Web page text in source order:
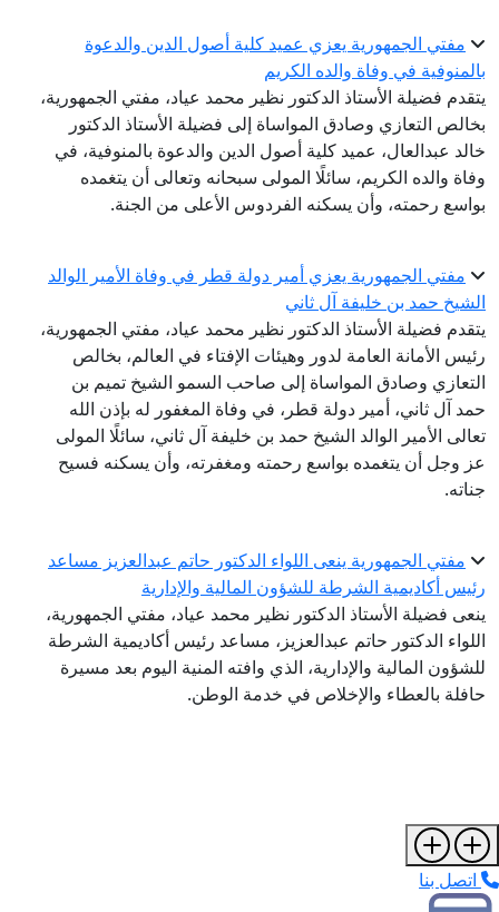
مفتي الجمهورية يعزي عميد كلية أصول الدين والدعوة
بالمنوفية في وفاة والده الكريم
يتقدم فضيلة الأستاذ الدكتور نظير محمد عياد، مفتي الجمهورية،
بخالص التعازي وصادق المواساة إلى فضيلة الأستاذ الدكتور
خالد عبدالعال، عميد كلية أصول الدين والدعوة بالمنوفية، في
وفاة والده الكريم، سائلًا المولى سبحانه وتعالى أن يتغمده
بواسع رحمته، وأن يسكنه الفردوس الأعلى من الجنة.
مفتي الجمهورية يعزي أمير دولة قطر في وفاة الأمير الوالد
الشيخ حمد بن خليفة آل ثاني
يتقدم فضيلة الأستاذ الدكتور نظير محمد عياد، مفتي الجمهورية،
رئيس الأمانة العامة لدور وهيئات الإفتاء في العالم، بخالص
التعازي وصادق المواساة إلى صاحب السمو الشيخ تميم بن
حمد آل ثاني، أمير دولة قطر، في وفاة المغفور له بإذن الله
تعالى الأمير الوالد الشيخ حمد بن خليفة آل ثاني، سائلًا المولى
عز وجل أن يتغمده بواسع رحمته ومغفرته، وأن يسكنه فسيح
جناته.
مفتي الجمهورية ينعى اللواء الدكتور حاتم عبدالعزيز مساعد
رئيس أكاديمية الشرطة للشؤون المالية والإدارية
ينعى فضيلة الأستاذ الدكتور نظير محمد عياد، مفتي الجمهورية،
اللواء الدكتور حاتم عبدالعزيز، مساعد رئيس أكاديمية الشرطة
للشؤون المالية والإدارية، الذي وافته المنية اليوم بعد مسيرة
حافلة بالعطاء والإخلاص في خدمة الوطن.
اتصل بنا